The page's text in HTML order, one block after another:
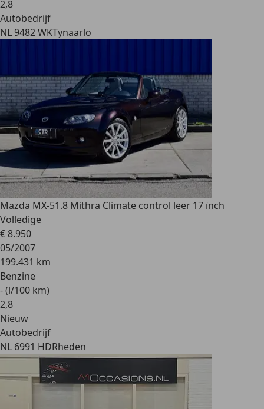
2,8
Autobedrijf
NL 9482 WKTynaarlo
Mazda MX-51.8 Mithra Climate control leer 17 ïnch
Volledige
€ 8.950
05/2007
199.431 km
Benzine
- (l/100 km)
2,8
Nieuw
Autobedrijf
NL 6991 HDRheden